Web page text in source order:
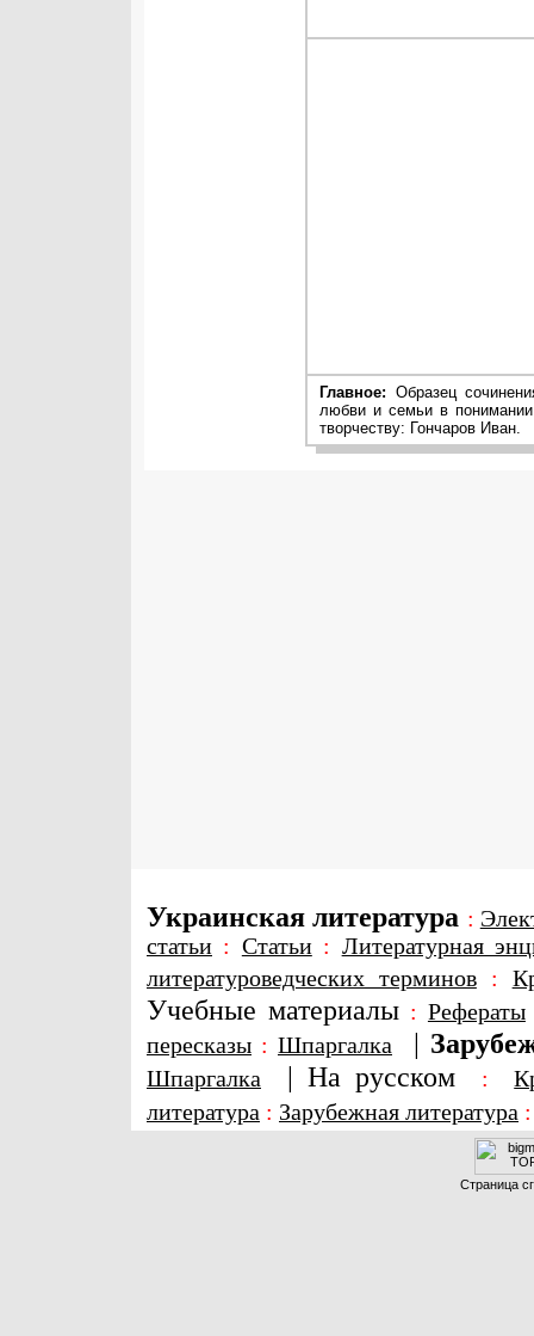
Главное: Образец
любви и семьи в
творчеству: Гончаров Иван.
Украинская литература :
статьи : Статьи: Литературная
литературоведческих терминов:
Учебные материалы : Рефераты
пересказы : Шпаргалка |
Шпаргалка | На русском :
литература : Зарубежная литература
Страница